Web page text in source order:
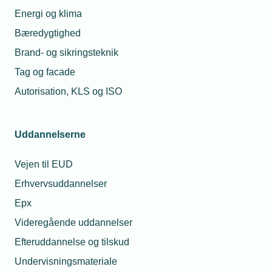
Energi og klima
Bæredygtighed
Brand- og sikringsteknik
Tag og facade
Autorisation, KLS og ISO
Uddannelserne
Vejen til EUD
Erhvervsuddannelser
Epx
Videregående uddannelser
Efteruddannelse og tilskud
Undervisningsmateriale
I overenskomsten er der desuden indgået aftale om
gravides natarbejde. Denne del af aftalen træder
implementeret de nye regler i barselsloven og i
Arbejdstilsynets regler. Det forventes at aftalen kan
træde i kraft senest den 1. januar 2025.
Arbejdsmiljø
Relaterede nyheder